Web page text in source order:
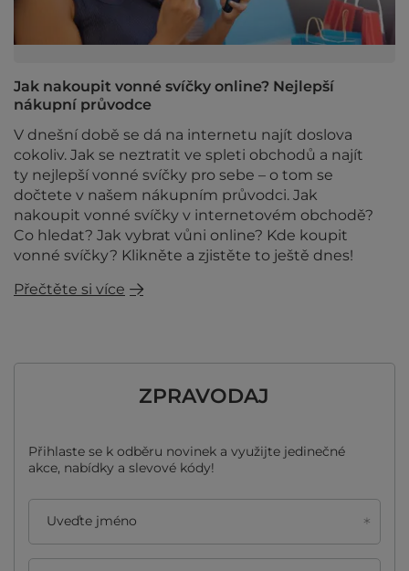
Jak nakoupit vonné svíčky online? Nejlepší
nákupní průvodce
V dnešní době se dá na internetu najít doslova
cokoliv. Jak se neztratit ve spleti obchodů a najít
ty nejlepší vonné svíčky pro sebe – o tom se
dočtete v našem nákupním průvodci. Jak
nakoupit vonné svíčky v internetovém obchodě?
Co hledat? Jak vybrat vůni online? Kde koupit
vonné svíčky? Klikněte a zjistěte to ještě dnes!
Přečtěte si více
ZPRAVODAJ
Přihlaste se k odběru novinek a využijte jedinečné
akce, nabídky a slevové kódy!
Uveďte jméno